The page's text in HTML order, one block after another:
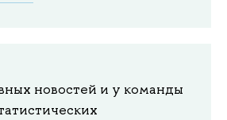
новостей и у команды